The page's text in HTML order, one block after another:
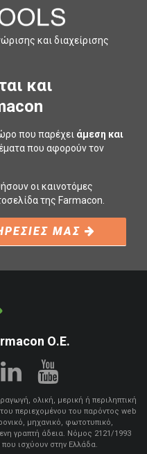
και διαχείρισης
και
που παρέχει άμεση και
που αφορούν τον
οι καινοτόμες
της Farmacon.
ΜΑΣ
Ο.Ε.
ολική, μερική ή περιληπτική
περιεχομένου του παρόντος web
μηχανικό, φωτοτυπικό,
γραπτή άδεια. Νόμος 2121/1993
ισχύουν στην Ελλάδα.